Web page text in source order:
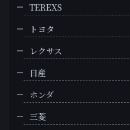
TEREXS
トヨタ
レクサス
日産
ホンダ
三菱